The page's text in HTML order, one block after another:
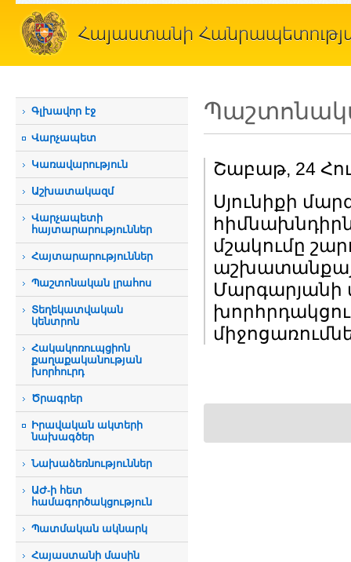
Գլխավոր էջ
Վարչապետ
Կառավարություն
Աշխատակազմ
Վարչապետի
հայտարարություններ
Հայտարարություններ
Պաշտոնական լրահոս
Տեղեկատվական
կենտրոն
Հակակոռուպցիոն
քաղաքականության
խորհուրդ
Ծրագրեր
Իրավական ակտերի
նախագծեր
Նախաձեռնություններ
ԱԺ-ի հետ
համագործակցություն
Պատմական ակնարկ
Հայաստանի մասին
Շաբաթ, 24
Սյունիքի
մշակումը
Մարգարյանի